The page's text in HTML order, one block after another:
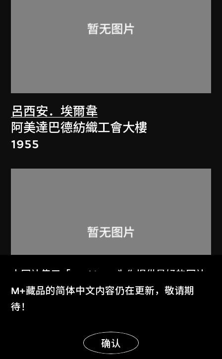
呂西安．埃爾韋
阿美達巴德紡織工會大樓
1955
呂西安．埃爾韋
阿美達巴德秀丹別墅
本网站使用「Cookies」为你提供最好的网站
体验。
了解更多
明白
M+藏品的简体中文内容仍在更新，敬请期
待！
确认
显示更多